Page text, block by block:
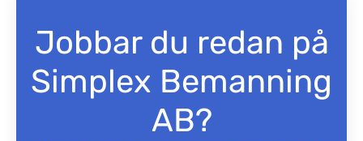
Jobbar du redan på
Simplex Bemanning
AB?